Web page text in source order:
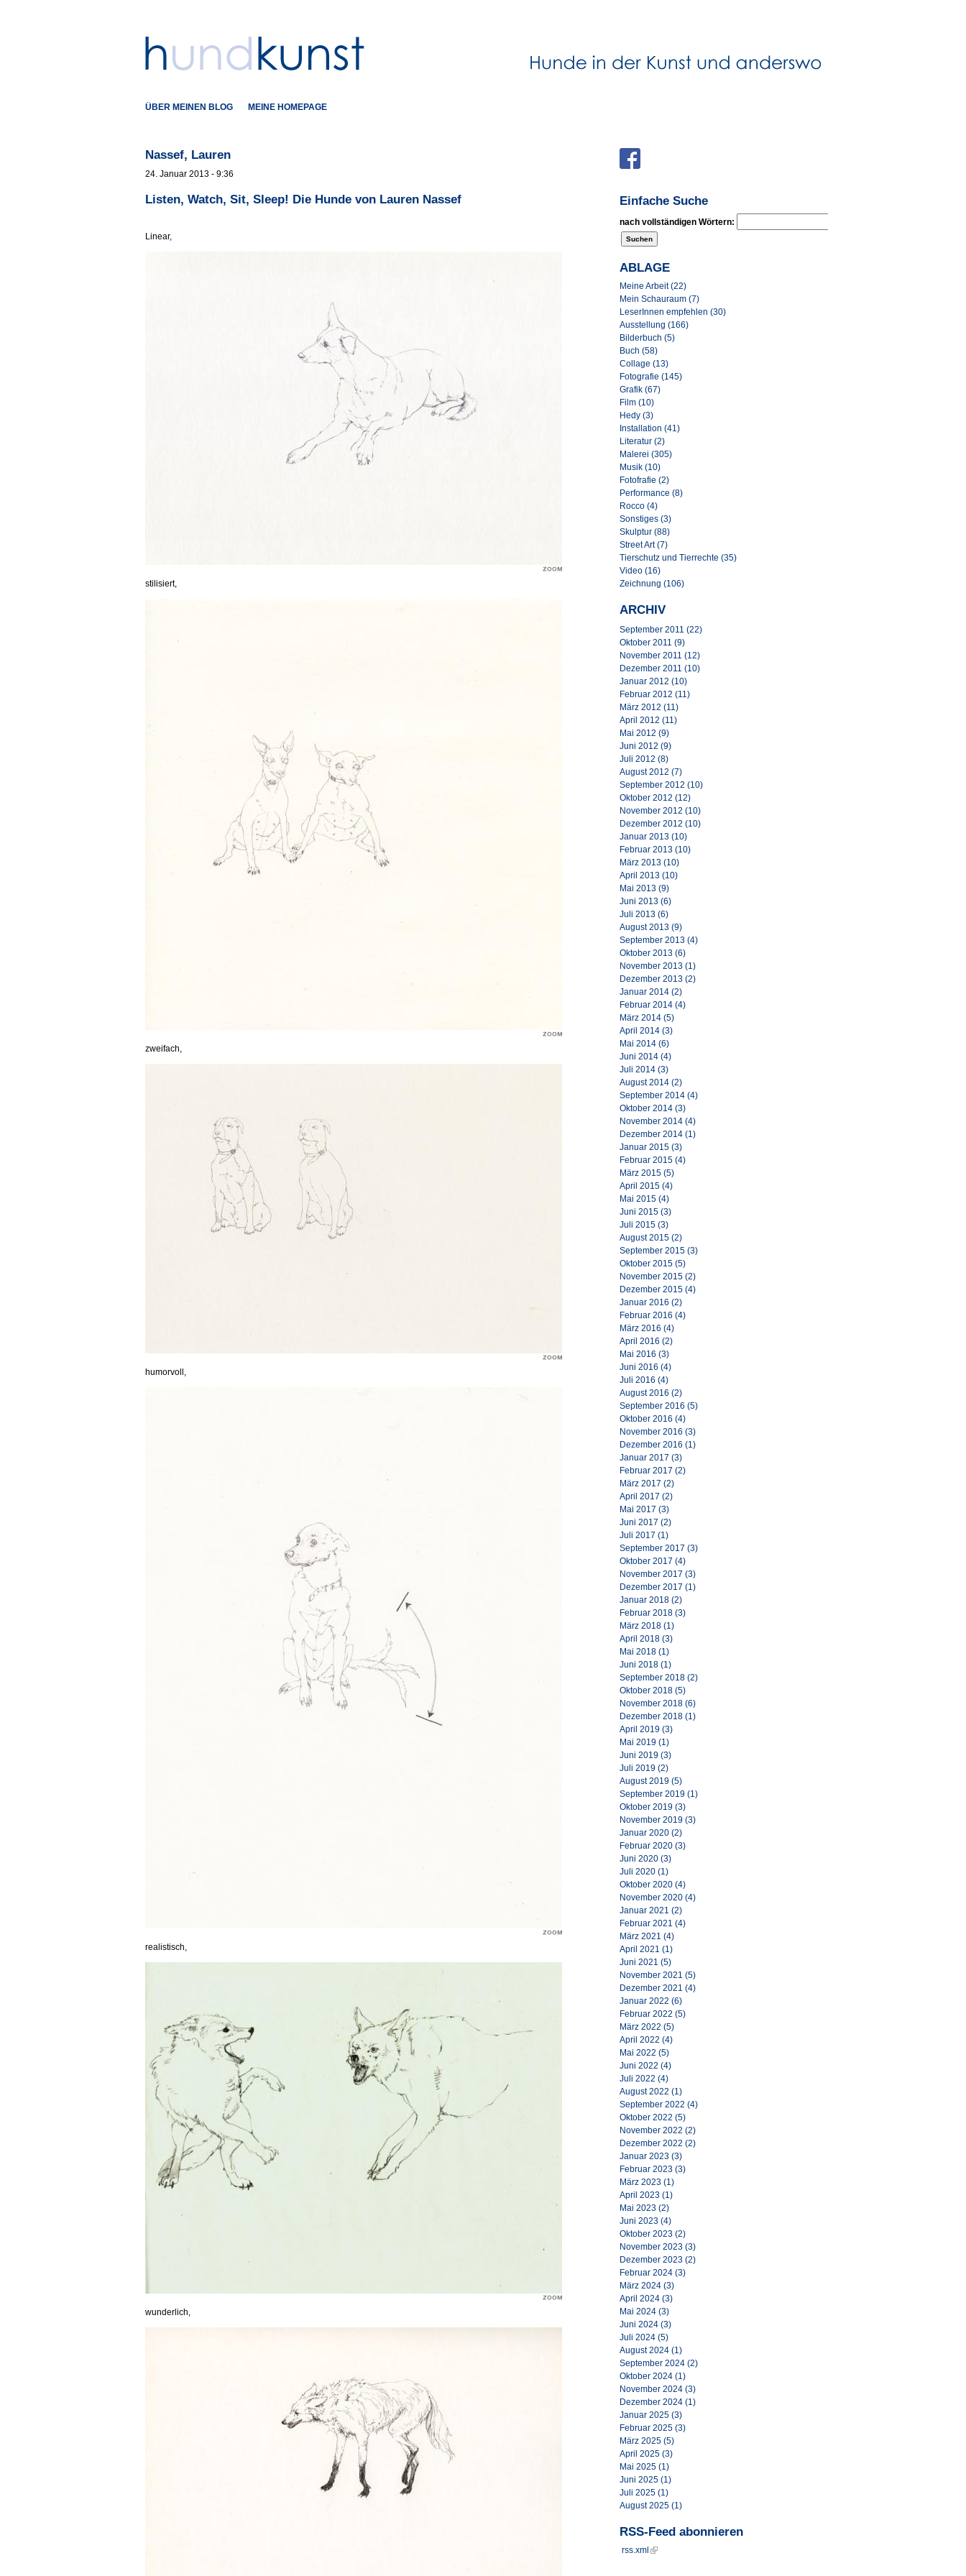
ÜBER MEINEN BLOG MEINE HOMEPAGE
Nassef, Lauren
24. Januar 2013 - 9:36
Listen, Watch, Sit, Sleep! Die Hunde von Lauren Nassef
Linear,
stilisiert,
zweifach,
humorvoll,
realistisch,
wunderlich,
Einfache Suche
nach vollständigen Wörtern:
ABLAGE
Meine Arbeit (22)
Mein Schauraum (7)
LeserInnen empfehlen (30)
Ausstellung (166)
Bilderbuch (5)
Buch (58)
Collage (13)
Fotografie (145)
Grafik (67)
Film (10)
Hedy (3)
Installation (41)
Literatur (2)
Malerei (305)
Musik (10)
Fotofrafie (2)
Performance (8)
Rocco (4)
Sonstiges (3)
Skulptur (88)
Street Art (7)
Tierschutz und Tierrechte (35)
Video (16)
Zeichnung (106)
ARCHIV
September 2011 (22)
Oktober 2011 (9)
November 2011 (12)
Dezember 2011 (10)
Januar 2012 (10)
Februar 2012 (11)
März 2012 (11)
April 2012 (11)
Mai 2012 (9)
Juni 2012 (9)
Juli 2012 (8)
August 2012 (7)
September 2012 (10)
Oktober 2012 (12)
November 2012 (10)
Dezember 2012 (10)
Januar 2013 (10)
Februar 2013 (10)
März 2013 (10)
April 2013 (10)
Mai 2013 (9)
Juni 2013 (6)
Juli 2013 (6)
August 2013 (9)
September 2013 (4)
Oktober 2013 (6)
November 2013 (1)
Dezember 2013 (2)
Januar 2014 (2)
Februar 2014 (4)
März 2014 (5)
April 2014 (3)
Mai 2014 (6)
Juni 2014 (4)
Juli 2014 (3)
August 2014 (2)
September 2014 (4)
Oktober 2014 (3)
November 2014 (4)
Dezember 2014 (1)
Januar 2015 (3)
Februar 2015 (4)
März 2015 (5)
April 2015 (4)
Mai 2015 (4)
Juni 2015 (3)
Juli 2015 (3)
August 2015 (2)
September 2015 (3)
Oktober 2015 (5)
November 2015 (2)
Dezember 2015 (4)
Januar 2016 (2)
Februar 2016 (4)
März 2016 (4)
April 2016 (2)
Mai 2016 (3)
Juni 2016 (4)
Juli 2016 (4)
August 2016 (2)
September 2016 (5)
Oktober 2016 (4)
November 2016 (3)
Dezember 2016 (1)
Januar 2017 (3)
Februar 2017 (2)
März 2017 (2)
April 2017 (2)
Mai 2017 (3)
Juni 2017 (2)
Juli 2017 (1)
September 2017 (3)
Oktober 2017 (4)
November 2017 (3)
Dezember 2017 (1)
Januar 2018 (2)
Februar 2018 (3)
März 2018 (1)
April 2018 (3)
Mai 2018 (1)
Juni 2018 (1)
September 2018 (2)
Oktober 2018 (5)
November 2018 (6)
Dezember 2018 (1)
April 2019 (3)
Mai 2019 (1)
Juni 2019 (3)
Juli 2019 (2)
August 2019 (5)
September 2019 (1)
Oktober 2019 (3)
November 2019 (3)
Januar 2020 (2)
Februar 2020 (3)
Juni 2020 (3)
Juli 2020 (1)
Oktober 2020 (4)
November 2020 (4)
Januar 2021 (2)
Februar 2021 (4)
März 2021 (4)
April 2021 (1)
Juni 2021 (5)
November 2021 (5)
Dezember 2021 (4)
Januar 2022 (6)
Februar 2022 (5)
März 2022 (5)
April 2022 (4)
Mai 2022 (5)
Juni 2022 (4)
Juli 2022 (4)
August 2022 (1)
September 2022 (4)
Oktober 2022 (5)
November 2022 (2)
Dezember 2022 (2)
Januar 2023 (3)
Februar 2023 (3)
März 2023 (1)
April 2023 (1)
Mai 2023 (2)
Juni 2023 (4)
Oktober 2023 (2)
November 2023 (3)
Dezember 2023 (2)
Februar 2024 (3)
März 2024 (3)
April 2024 (3)
Mai 2024 (3)
Juni 2024 (3)
Juli 2024 (5)
August 2024 (1)
September 2024 (2)
Oktober 2024 (1)
November 2024 (3)
Dezember 2024 (1)
Januar 2025 (3)
Februar 2025 (3)
März 2025 (5)
April 2025 (3)
Mai 2025 (1)
Juni 2025 (1)
Juli 2025 (1)
August 2025 (1)
RSS-Feed abonnieren
rss.xml